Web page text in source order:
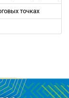
точках